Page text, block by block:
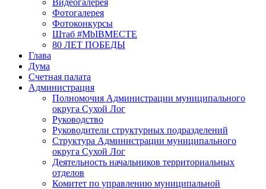
Видеогалерея
Фотогалерея
Фотоконкурсы
Штаб #MbIBMECTE
80 ЛЕТ ПОБЕДЫ
Глава
Дума
Счетная палата
Администрация
Полномочия Администрации муниципального
округа Сухой Лог
Руководство
Руководители структурных подразделений
Структура Администрации муниципального
округа Сухой Лог
Деятельность начальников территориальных
отделов
Комитет по управлению муниципальной